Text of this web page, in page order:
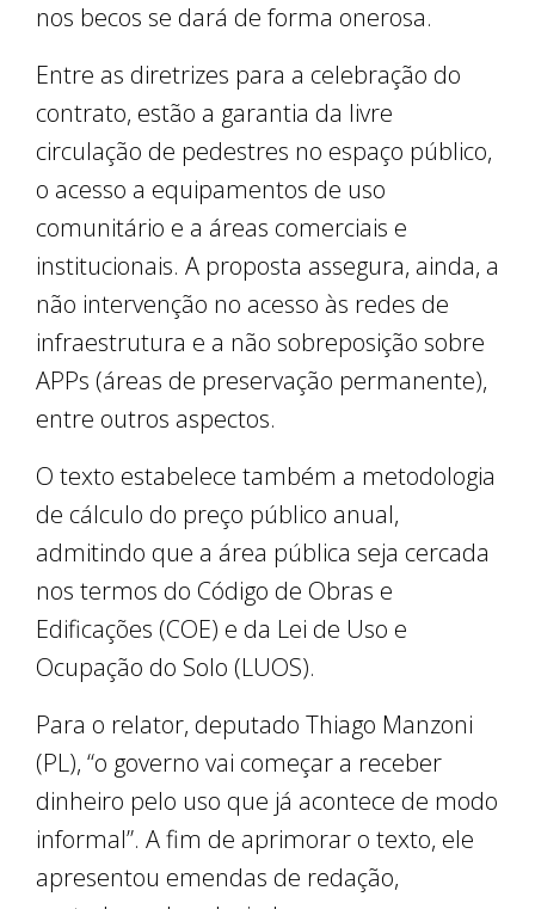
nos becos se dará de forma onerosa.
Entre as diretrizes para a celebração do
contrato, estão a garantia da livre
circulação de pedestres no espaço público,
o acesso a equipamentos de uso
comunitário e a áreas comerciais e
institucionais. A proposta assegura, ainda, a
não intervenção no acesso às redes de
infraestrutura e a não sobreposição sobre
APPs (áreas de preservação permanente),
entre outros aspectos.
O texto estabelece também a metodologia
de cálculo do preço público anual,
admitindo que a área pública seja cercada
nos termos do Código de Obras e
Edificações (COE) e da Lei de Uso e
Ocupação do Solo (LUOS).
Para o relator, deputado Thiago Manzoni
(PL), “o governo vai começar a receber
dinheiro pelo uso que já acontece de modo
informal”. A fim de aprimorar o texto, ele
apresentou emendas de redação,